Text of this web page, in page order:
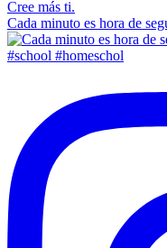
Cada minuto es hora de